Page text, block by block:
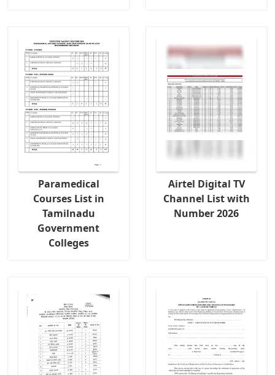
Paramedical
Courses List in
Tamilnadu
Government
Colleges
Airtel Digital TV
Channel List with
Number 2026